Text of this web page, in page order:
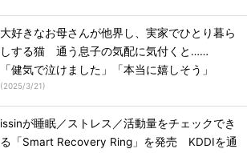
大好きなお母さんが他界し、実家でひとり暮ら
しする猫 通う息子の気配に気付くと……
「健気で泣けました」「本当に嬉しそう」
(2025/3/21)
issinが睡眠／ストレス／活動量をチェックでき
る「Smart Recovery Ring」を発売 KDDIを通